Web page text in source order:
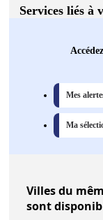
Services liés à
Mes
Ma
Villesdu
sont